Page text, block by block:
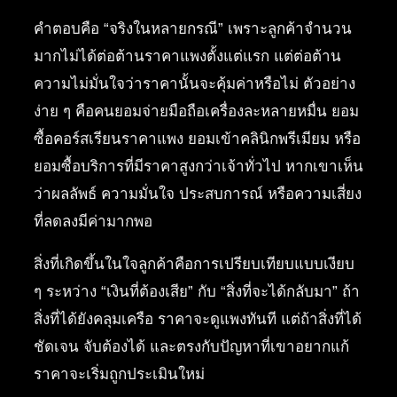
คำตอบคือ “จริงในหลายกรณี” เพราะลูกค้าจำนวน
มากไม่ได้ต่อต้านราคาแพงตั้งแต่แรก แต่ต่อต้าน
ความไม่มั่นใจว่าราคานั้นจะคุ้มค่าหรือไม่ ตัวอย่าง
ง่าย ๆ คือคนยอมจ่ายมือถือเครื่องละหลายหมื่น ยอม
ซื้อคอร์สเรียนราคาแพง ยอมเข้าคลินิกพรีเมียม หรือ
ยอมซื้อบริการที่มีราคาสูงกว่าเจ้าทั่วไป หากเขาเห็น
ว่าผลลัพธ์ ความมั่นใจ ประสบการณ์ หรือความเสี่ยง
ที่ลดลงมีค่ามากพอ
สิ่งที่เกิดขึ้นในใจลูกค้าคือการเปรียบเทียบแบบเงียบ
ๆ ระหว่าง “เงินที่ต้องเสีย” กับ “สิ่งที่จะได้กลับมา” ถ้า
สิ่งที่ได้ยังคลุมเครือ ราคาจะดูแพงทันที แต่ถ้าสิ่งที่ได้
ชัดเจน จับต้องได้ และตรงกับปัญหาที่เขาอยากแก้
ราคาจะเริ่มถูกประเมินใหม่